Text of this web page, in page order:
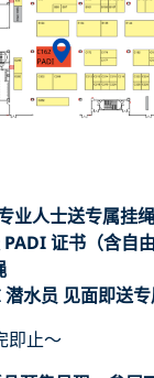
业人士送专属挂绳
证书（含自
水员 见面即送
即止～